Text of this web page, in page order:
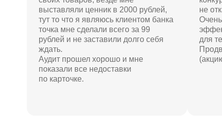
выставляли ценник в 2000 рублей,
тут то что я являюсь клиентом банка
точка мне сделали всего за 99
рублей и не заставили долго себя
ждать.
Аудит прошел хорошо и мне
показали все недоставки
по карточке.
не
для